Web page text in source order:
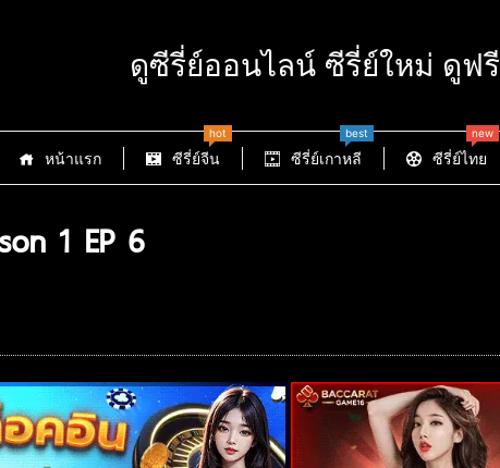
ดูซีรี่ย์ออนไลน์ ซีรี่ย์ใหม่ ดูฟรี
หน้าแรก ซีรี่ย์จีน
hot
ซีรี่ย์เกาหลี
best
ซีรี่ย์ไทย
new
1 EP 6